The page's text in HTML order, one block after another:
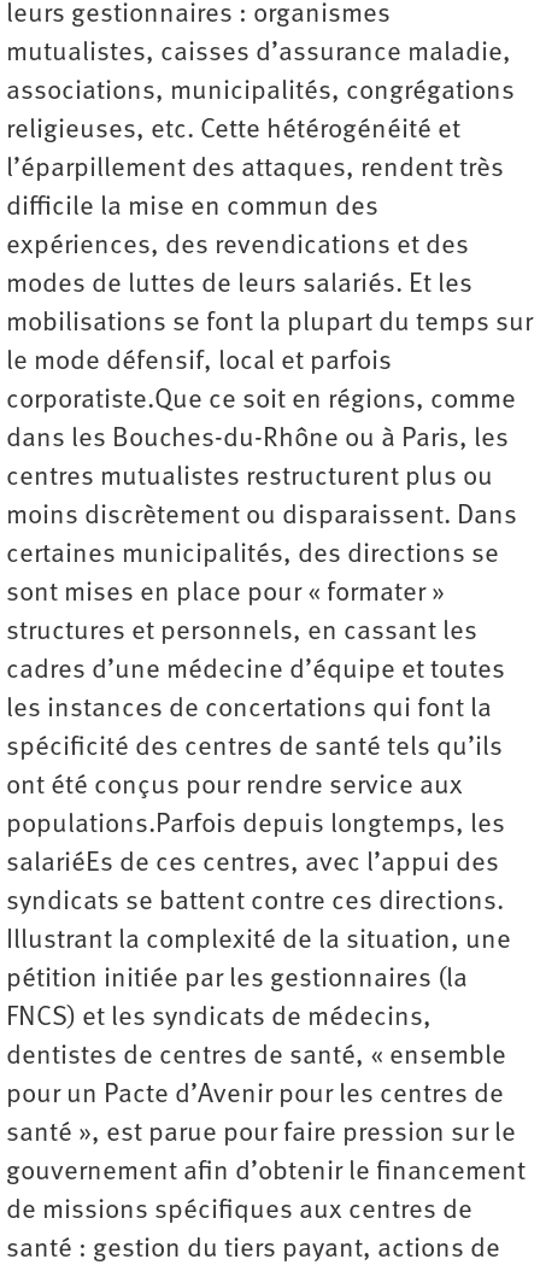
leurs gestionnaires : organismes
mutualistes, caisses d’assurance maladie,
associations, municipalités, congrégations
religieuses, etc. Cette hétérogénéité et
l’éparpillement des attaques, rendent très
difficile la mise en commun des
expériences, des revendications et des
modes de luttes de leurs salariés. Et les
mobilisations se font la plupart du temps sur
le mode défensif, local et parfois
corporatiste.Que ce soit en régions, comme
dans les Bouches-du-Rhône ou à Paris, les
centres mutualistes restructurent plus ou
moins discrètement ou disparaissent. Dans
certaines municipalités, des directions se
sont mises en place pour « formater »
structures et personnels, en cassant les
cadres d’une médecine d’équipe et toutes
les instances de concertations qui font la
spécificité des centres de santé tels qu’ils
ont été conçus pour rendre service aux
populations.Parfois depuis longtemps, les
salariéEs de ces centres, avec l’appui des
syndicats se battent contre ces directions.
Illustrant la complexité de la situation, une
pétition initiée par les gestionnaires (la
FNCS) et les syndicats de médecins,
dentistes de centres de santé, « ensemble
pour un Pacte d’Avenir pour les centres de
santé », est parue pour faire pression sur le
gouvernement afin d’obtenir le financement
de missions spécifiques aux centres de
santé : gestion du tiers payant, actions de